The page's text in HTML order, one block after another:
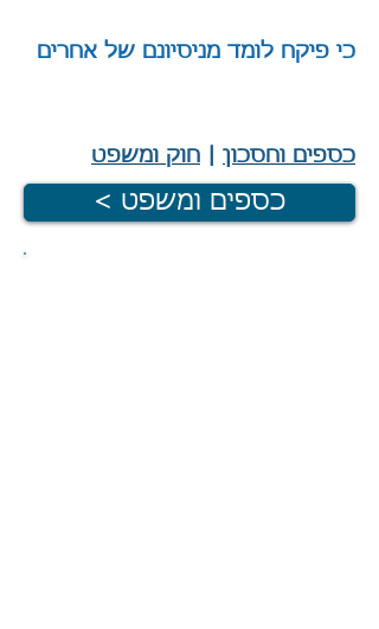
כי פיקח לומד מניסיונם של אחרים
כספים וחסכון חוק ומשפט
< כספים ומשפט